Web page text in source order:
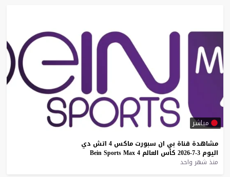
مباشر
مشاهدة قناة بي ان سبورت ماكس 4 اتش دي
اليوم 3-7-2026 كأس العالم Bein Sports Max 4
منذ شهر واحد